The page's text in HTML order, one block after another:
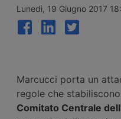
Lunedì, 19 Giugno 2017
Marcucci porta un
regole che
Comitato Centrale